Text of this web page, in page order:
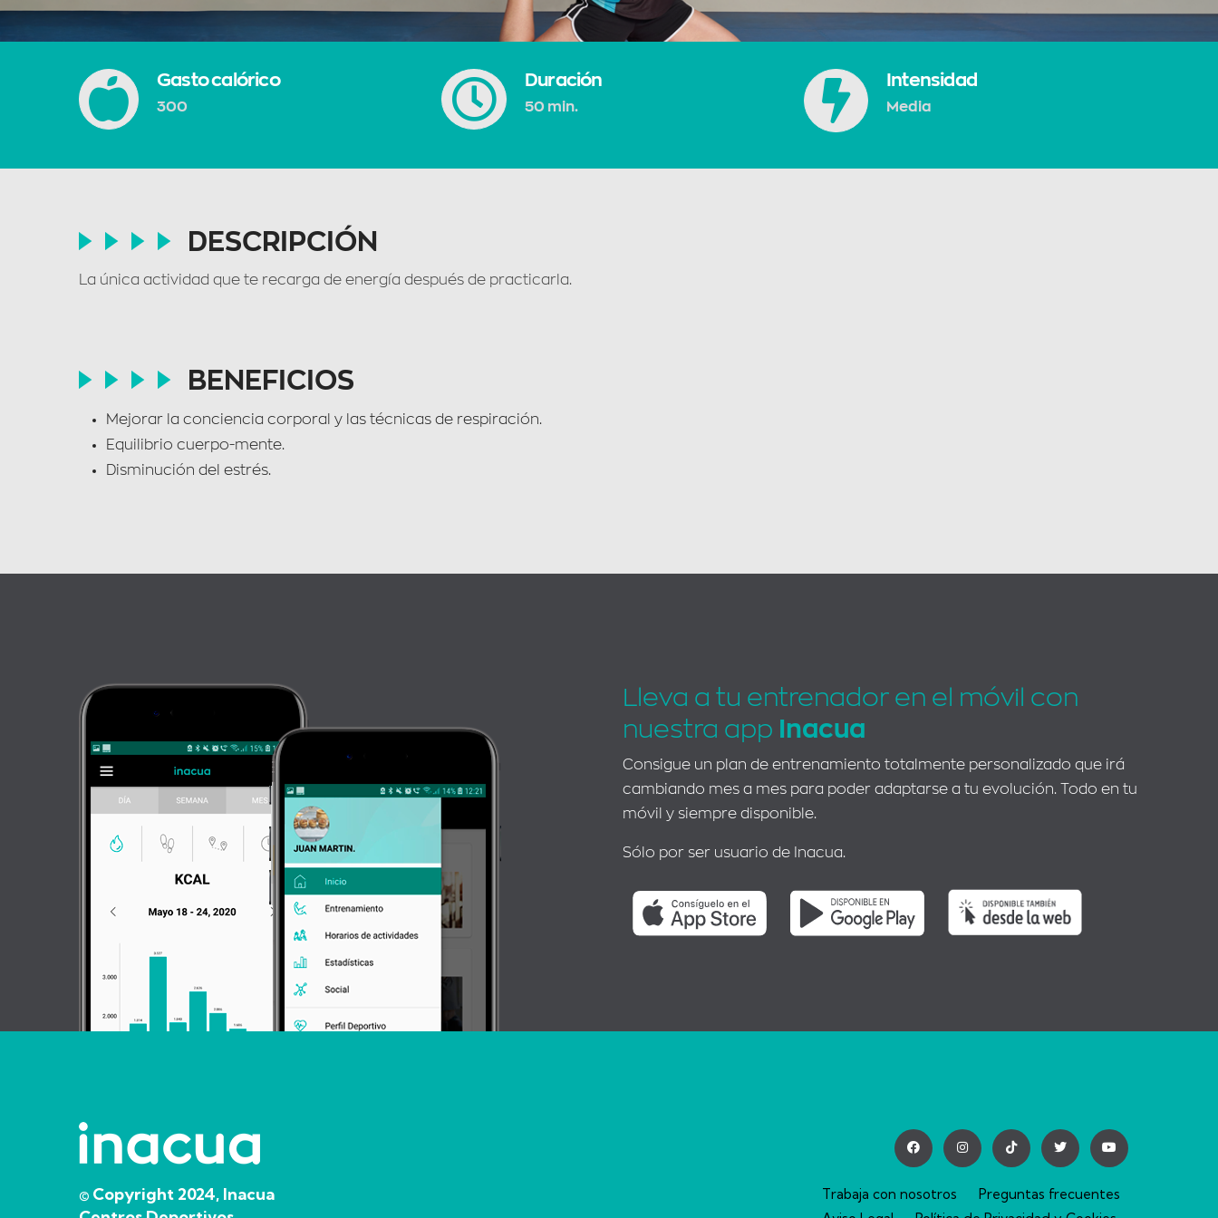
Gasto calórico
300
Duración
50 min.
Intensidad
Media
DESCRIPCIÓN
La única actividad que te recarga de energía después de practicarla.
BENEFICIOS
Mejorar la conciencia corporal y las técnicas de respiración.
Equilibrio cuerpo-mente.
Disminución del estrés.
Lleva a tu entrenador en el móvil con
nuestra app
Inacua
Consigue un plan de entrenamiento totalmente personalizado que irá
cambiando mes a mes para poder adaptarse a tu evolución. Todo en tu
móvil y siempre disponible.
Sólo por ser usuario de Inacua.
© Copyright 2024, Inacua
Trabaja con nosotros
Preguntas frecuentes